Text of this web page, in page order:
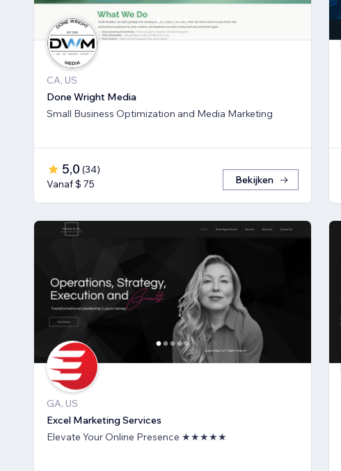
CA, US
Done Wright Media
Small Business Optimization and Media Marketing
5,0 (34)
Vanaf $ 75
Bekijken
GA, US
Excel Marketing Services
Elevate Your Online Presence ★★★★★